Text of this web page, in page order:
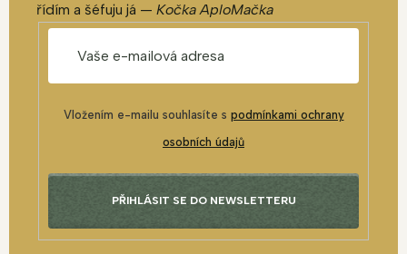
řídím a šéfuju já — Kočka AploMačka
Vložením e-mailu souhlasíte s podmínkami ochrany
osobních údajů
PŘIHLÁSIT SE DO NEWSLETTERU